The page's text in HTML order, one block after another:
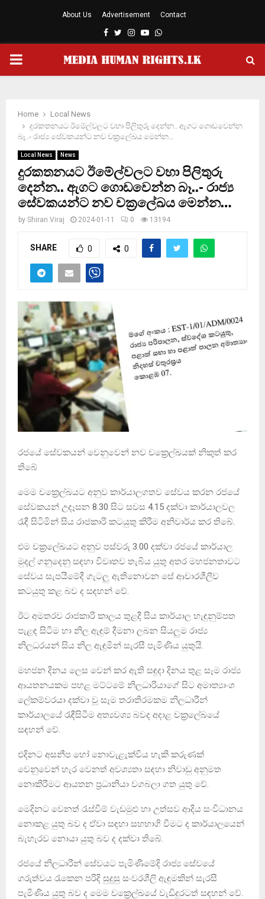
About Us Advertisement Contact
Facebook
TwitterInstagram
YoutubeWhatsapp
PRIMARY
Home
Local News
දුරකතනයට ඊමේල්වලට වහා පිලිතුරු දෙන්න.. ඇගට ගොඩවෙන්න
බෑ..- රාජ්‍ය සේවකයන්ට නව චක‍්‍රලේඛය මෙන්න…
Local News News
දුරකතනයට ඊමේල්වලට වහා පිලිතුරු
දෙන්න.. ඇගට ගොඩවෙන්න බෑ..- රාජ්‍ය
සේවකයන්ට නව චක‍්‍රලේඛය මෙන්න…
by Shiran Viraj 2024-01-11 0 13194
SHARE 0 0
රජයේ සේවකයන් වෙනුවෙන් නව චක්‍රෙල්ඛයක් නිකුත් කර
තිබේ
මෙම චක්‍රෙල්ඛයට අනුව කාර්යාලගතව සේවය කරන රජයේ
සේවකයන් උදෑසන 8.30 සිට සවස 4.15 දක්වා කාර්යාලවල
රැඳී සිටිමින් සිය රාජකාරි කටයුතු කිරීම අනිවාර්ය කර තිබේ.
එම චක්‍රලේඛයට අනුව පස්වරු 3.00 දක්වා රජයේ කාර්යාල
මුදල් ගනුදෙනු සඳහා විවෘතව තැබිය යුතු අතර මහජනතාවට
සේවය සැපයීමේදී ගැටලු ඇතිනොවන සේ ආචාරශීලීව
කටයුතු කළ බව ද සඳහන් වේ.
ඊට අමතරව රාජකාරි කාලය තුළදී සිය කාර්යාල හැඳුනුම්පත
පැළඳ සිටීම හා නිල ඇඳුම් දීමනා ලබන සියලුම රාජ්‍ය
නිලධරයන් සිය නිල ඇඳුමින් සැරසී පැමිණිය යුතුයි.
මහජන දිනය ලෙස වෙන් කර ඇති සඳුදා දිනය තුළ සෑම රාජ්‍ය
ආයතනයකම පහළ මට්ටමේ නිලධාරියාගේ සිට අමාත්‍යාංශ
ලේකම්වරයා දක්වා වූ සෑම තරාතිරමකම නිලධාරීන්
කාර්යාලයේ රැඳීසිටීම අත්‍යවශ්‍ය බවද අදාළ චක්‍රලේඛයේ
සඳහන් වේ.
එදිනට අසනීප හෝ නොවැළැක්විය හැකි කරුණක්
වෙනුවෙන් හැර වෙනත් අවශ්‍යතා සඳහා නිවාඩු අනුමත
නොකිරීමට ආයතන ප්‍රධානියා වගබලා ගත යුතු වේ.
මෙදිනට වෙනත් රැස්වීම් වැඩමුළු හා උත්සව ආදිය සංවිධානය
නොකළ යුතු බව ද ඒවා සඳහා සහභාගි වීමට ද කාර්යාලයෙන්
බැහැරව නොයා යුතු බව ද දක්වා තිබේ.
රජයේ නිලධාරීන් සේවයට පැමිණීමේදි රාජ්‍ය සේවයේ
ගරුත්වය රැකෙන පරිදි සුදුසු සංවරශීලි ඇඳුමකින් සැරසී
පැමිණිය යුතු බව ද මෙම චක්‍රෙල්ඛයේ වැඩිදුරටත් සඳහන් වේ.